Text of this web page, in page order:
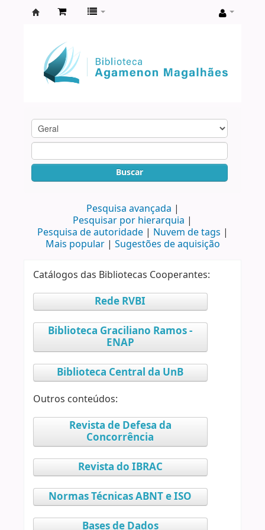
Agamenon
Magalhães
Buscar
Pesquisa avançada
Pesquisar por hierarquia
Pesquisa de autoridade
Nuvem de tags
Mais popular
Sugestões de aquisição
Catálogos das Bibliotecas Cooperantes:
Rede RVBI
Biblioteca Graciliano Ramos -
ENAP
Biblioteca Central da UnB
Outros conteúdos:
Revista de Defesa da
Concorrência
Revista do IBRAC
Normas Técnicas ABNT e ISO
Bases de Dados